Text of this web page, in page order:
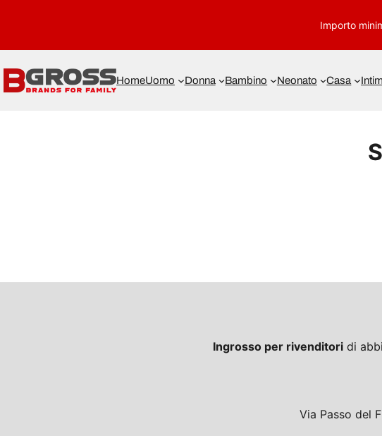
Importo
HomeUomo Donna Bambino Neonato Casa
Ingrosso per rivenditori di
Via Passo del